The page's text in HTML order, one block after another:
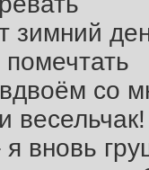
зимний
со
весельчак!
я вновь